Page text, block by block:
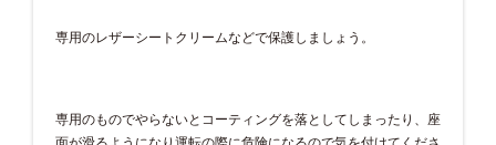
専用のレザーシートクリームなどで保護しましょう。
専用のものでやらないとコーティングを落としてしまったり、座